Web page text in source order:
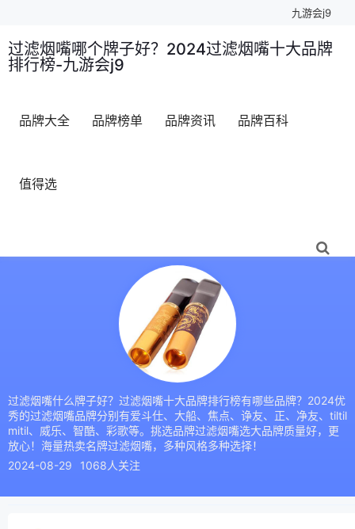
九游会j9
过滤烟嘴哪个牌子好？2024过滤烟嘴十大品牌
排行榜-九游会j9
品牌大全 品牌榜单 品牌资讯 品牌百科
值得选
过滤烟嘴什么牌子好？过滤烟嘴十大品牌排行榜有哪些品牌？2024优
秀的过滤烟嘴品牌分别有爱斗仕、大船、焦点、诤友、正、净友、tiltil
mitil、威乐、智酷、彩歌等。挑选品牌过滤烟嘴选大品牌质量好，更
放心！海量热卖名牌过滤烟嘴，多种风格多种选择！
2024-08-29
1068人关注